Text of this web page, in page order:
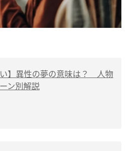
い】異性の夢の意味は？ 人物
ン別解説